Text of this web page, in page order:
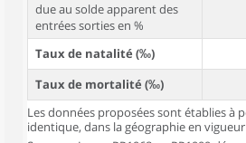
due au solde apparent des
entrées sorties en %
Taux de natalité (‰)
Taux de mortalité (‰)
Les données proposées sont établies à
identique, dans la géographie en